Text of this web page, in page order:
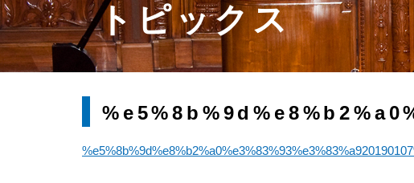
トピックス